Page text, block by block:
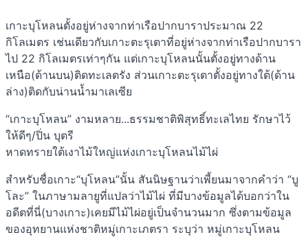
เกาะบุโหลนตั้งอยู่ห่างจากท่าเรือปากบาราประมาณ 22
กิโลเมตร เช่นเดียวกับเกาะตะรุเตาที่อยู่ห่างจากท่าเรือปากบารา
ไป 22 กิโลเมตรเท่าๆกัน แต่เกาะบุโหลนนั้นตั้งอยู่ทางด้าน
เหนือ(ด้านบน)ติดทะเลตรัง ส่วนเกาะตะรุเตาตั้งอยู่ทางใต้(ด้าน
ล่าง)ติดกับน่านน้ำมาเลเซีย
“เกาะบุโหลน” งามหลาย...ธรรมชาติพิสุทธิ์ทะเลไทย รักษาไว้
ให้ดีๆ/ปิ่น บุตรี
หาดทรายใต้เงาไม้ใหญ่แห่งเกาะบุโหลนไม้ไผ่
สำหรับชื่อเกาะ“บุโหลน”นั้น สันนิษฐานว่าเพี้ยนมาจากคำว่า “บู
โละ” ในภาษามลายูที่แปลว่าไม้ไผ่ ที่มีบางข้อมูลได้บอกว่าใน
อดีตที่นี่(บางเกาะ)เคยมีไม้ไผ่อยู่เป็นจำนวนมาก ซึ่งตามข้อมูล
ของอุทยานแห่งชาติหมู่เกาะเภตรา ระบุว่า หมู่เกาะบุโหลน